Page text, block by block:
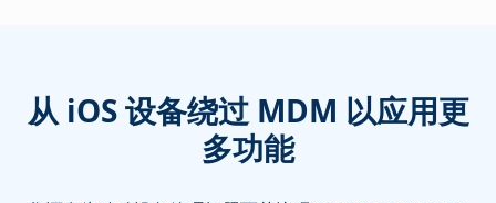
从 iOS 设备绕过 MDM 以应用更
多功能